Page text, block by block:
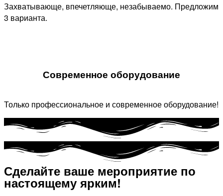
Захватывающе, впечетляюще, незабываемо. Предложим
3 варианта.
Современное оборудование
Только профессиональное и современное оборудование!
Сделайте ваше мероприятие по
настоящему ярким!​